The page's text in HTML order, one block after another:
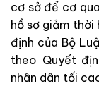
cơ sở để cơ
hồ sơ giảm thời
định của Bộ
theo Quyết
nhân dân tối